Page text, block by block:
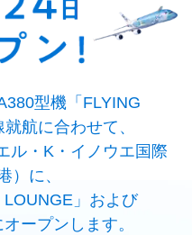
型機「FLYING
航に合わせて、
ル・K・イノウエ国際
）に、
」および
ープンします。